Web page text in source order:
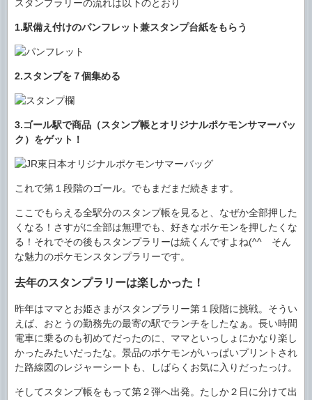
スタンプラリーの流れは以下のとおり
1.駅備え付けのパンフレット兼スタンプ台紙をもらう
2.スタンプを７個集める
3.ゴール駅で商品（スタンプ帳とオリジナルポケモンサマーバッ
ク）をゲット！
これで第１段階のゴール。でもまだまだ続きます。
ここでもらえる全駅分のスタンプ帳を見ると、なぜか全部押した
くなる！さすがに全部は無理でも、好きなポケモンを押したくな
る！それでその後もスタンプラリーは続くんですよね(^^ゞそん
な魅力のポケモンスタンプラリーです。
去年のスタンプラリーは楽しかった！
昨年はママとお姫さまがスタンプラリー第１段階に挑戦。そうい
えば、おとうの勤務先の最寄の駅でランチをしたなぁ。長い時間
電車に乗るのも初めてだったのに、ママといっしょにかなり楽し
かったみたいだったな。景品のポケモンがいっぱいプリントされ
た路線図のレジャーシートも、しばらくお気に入りだったっけ。
そしてスタンプ帳をもって第２弾へ出発。たしか２日に分けて出